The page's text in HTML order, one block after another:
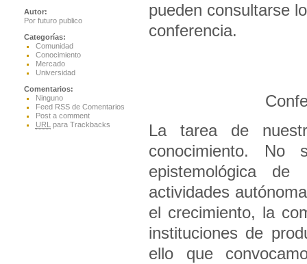
pueden consultarse
conferencia.
La tarea de
conocimiento.
epistemológica
actividades
el crecimiento, la
instituciones de
ello que
Autor:
Por futuro publico
Categorías:
Comunidad
Conocimiento
Mercado
Universidad
Comentarios:
Ninguno
Feed RSS de Comentarios
Post a comment
URL para Trackbacks